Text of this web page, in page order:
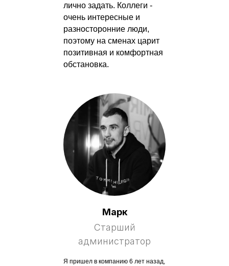
лично задать. Коллеги -
очень интересные и
разносторонние люди,
поэтому на сменах царит
позитивная и комфортная
обстановка.
Марк
Старший
администратор
Я пришел в компанию 6 лет назад,